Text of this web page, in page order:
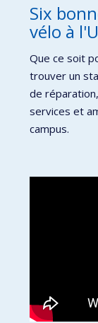
Six
vélo à
Que ce soit
trouver un
de
services et
campus.